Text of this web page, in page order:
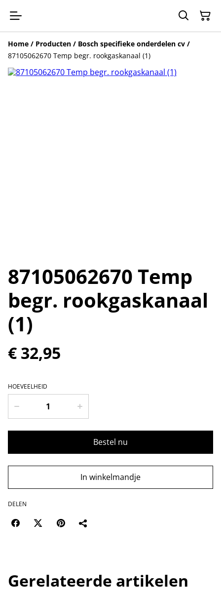
Home / Producten / Bosch specifieke onderdelen cv /
87105062670 Temp begr. rookgaskanaal (1)
87105062670 Temp
begr. rookgaskanaal
(1)
€ 32,95
HOEVEELHEID
Bestel nu
In winkelmandje
DELEN
Gerelateerde artikelen